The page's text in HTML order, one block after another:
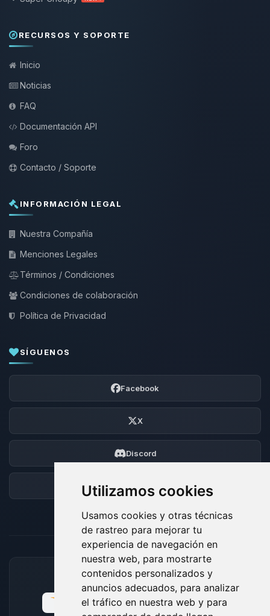
Utilizamos cookies
Usamos cookies y otras técnicas
de rastreo para mejorar tu
experiencia de navegación en
nuestra web, para mostrarte
contenidos personalizados y
anuncios adecuados, para analizar
el tráfico en nuestra web y para
RECURSOS Y SOPORTE
Inicio
Noticias
FAQ
Documentación API
Foro
Contacto / Soporte
INFORMACIÓN LEGAL
Nuestra Compañía
Menciones Legales
Términos / Condiciones
Condiciones de colaboración
Política de Privacidad
SÍGUENOS
Facebook
X
Discord
Foro
MÉTODOS DE PAGO ACEPTADOS